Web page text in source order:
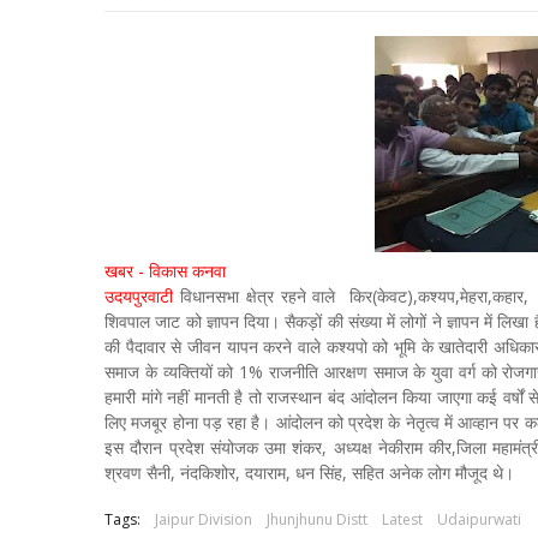
खबर - विकास कनवा
उदयपुरवाटीविधानसभा क्षेत्र रहने वाले
शिवपाल जाट को ज्ञापन दिया। सैकड़ों की संख्या में लोगों ने ज्ञापन में
की पैदावार से जीवन यापन करने वाले कश्यपो को भूमि के खातेदारी
समाज के व्यक्तियों को 1% राजनीति आरक्षण समाज के युवा वर्ग को
हमारी मांगे नहीं मानती है तो राजस्थान बंद आंदोलन किया जाएगा कई
लिए मजबूर होना पड़ रहा है। आंदोलन को प्रदेश के नेतृत्व में आव्हान पर
इस दौरान प्रदेश संयोजक उमा शंकर, अध्यक्ष नेकीराम कीर,जिला
श्रवण सैनी, नंदकिशोर, दयाराम, धन सिंह, सहित अनेक लोग मौजूद थे।
Tags: Jaipur Division Jhunjhunu Distt Latest Udaipurwati